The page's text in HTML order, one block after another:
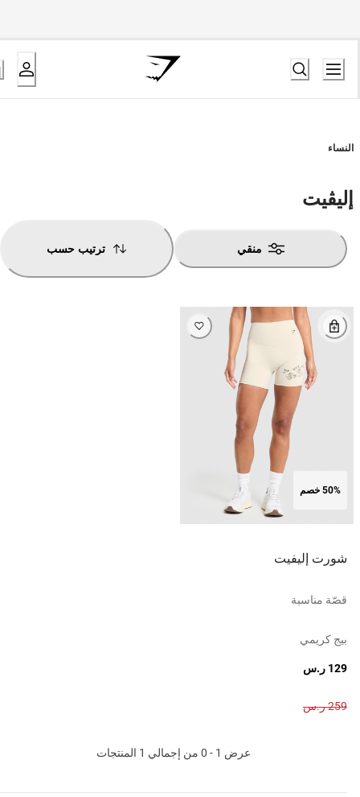
النساء
إليڤيت
منقي ترتيب حسب
50% خصم
شورت إليفيت
قصّة مناسبة
بيج كريمي
129 ر.س
259 ر.س
عرض 1 - 0 من إجمالي 1 المنتجات